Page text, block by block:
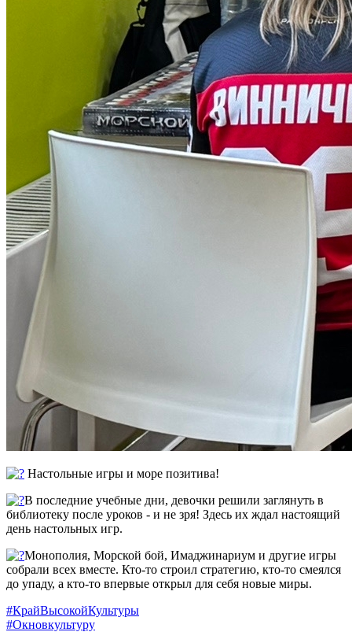
Настольные игры и море позитива!
В последние учебные дни, девочки решили заглянуть в
библиотеку после уроков - и не зря! Здесь их ждал настоящий
день настольных игр.
Монополия, Морской бой, Имаджинариум и другие игры
собрали всех вместе. Кто-то строил стратегию, кто-то смеялся
до упаду, а кто-то впервые открыл для себя новые миры.
#КрайВысокойКультуры
#Окновкультуру